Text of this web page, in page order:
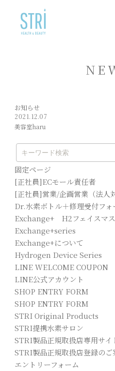
お知らせ
2021.12.07
美容室haru
固定ページ
[正社員]ECモール責任者
[正社員]営業/企画営業（法人対
Dr.水素ボトル＋修理受付フォ
Exchange+ H2フェイスマ
Exchange+series
Exchange+について
Hydrogen Device Series
LINE WELCOME COUPON
LINE公式アカウント
SHOP ENTRY FORM
SHOP ENTRY FORM
STRI Original Products
STRI提携水素サロン
STRI製品正規取扱店専用サイ
STRI製品正規取扱店登録のご
エントリーフォーム